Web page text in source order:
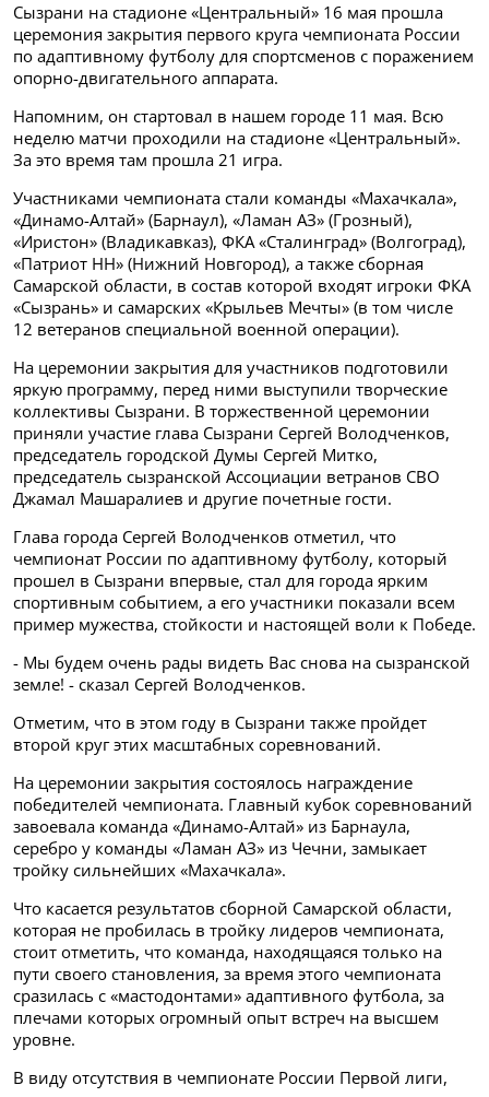
Сызрани на стадионе «Центральный» 16 мая прошла
церемония закрытия первого круга чемпионата России
по адаптивному футболу для спортсменов с поражением
опорно-двигательного аппарата.
Напомним, он стартовал в нашем городе 11 мая. Всю
неделю матчи проходили на стадионе «Центральный».
За это время там прошла 21 игра.
Участниками чемпионата стали команды «Махачкала»,
«Динамо-Алтай» (Барнаул), «Ламан АЗ» (Грозный),
«Иристон» (Владикавказ), ФКА «Сталинград» (Волгоград),
«Патриот НН» (Нижний Новгород), а также сборная
Самарской области, в состав которой входят игроки ФКА
«Сызрань» и самарских «Крыльев Мечты» (в том числе
12 ветеранов специальной военной операции).
На церемонии закрытия для участников подготовили
яркую программу, перед ними выступили творческие
коллективы Сызрани. В торжественной церемонии
приняли участие глава Сызрани Сергей Володченков,
председатель городской Думы Сергей Митко,
председатель сызранской Ассоциации ветранов СВО
Джамал Машаралиев и другие почетные гости.
Глава города Сергей Володченков отметил, что
чемпионат России по адаптивному футболу, который
прошел в Сызрани впервые, стал для города ярким
спортивным событием, а его участники показали всем
пример мужества, стойкости и настоящей воли к Победе.
- Мы будем очень рады видеть Вас снова на сызранской
земле! - сказал Сергей Володченков.
Отметим, что в этом году в Сызрани также пройдет
второй круг этих масштабных соревнований.
На церемонии закрытия состоялось награждение
победителей чемпионата. Главный кубок соревнований
завоевала команда «Динамо-Алтай» из Барнаула,
серебро у команды «Ламан АЗ» из Чечни, замыкает
тройку сильнейших «Махачкала».
Что касается результатов сборной Самарской области,
которая не пробилась в тройку лидеров чемпионата,
стоит отметить, что команда, находящаяся только на
пути своего становления, за время этого чемпионата
сразилась с «мастодонтами» адаптивного футбола, за
плечами которых огромный опыт встреч на высшем
уровне.
В виду отсутствия в чемпионате России Первой лиги,